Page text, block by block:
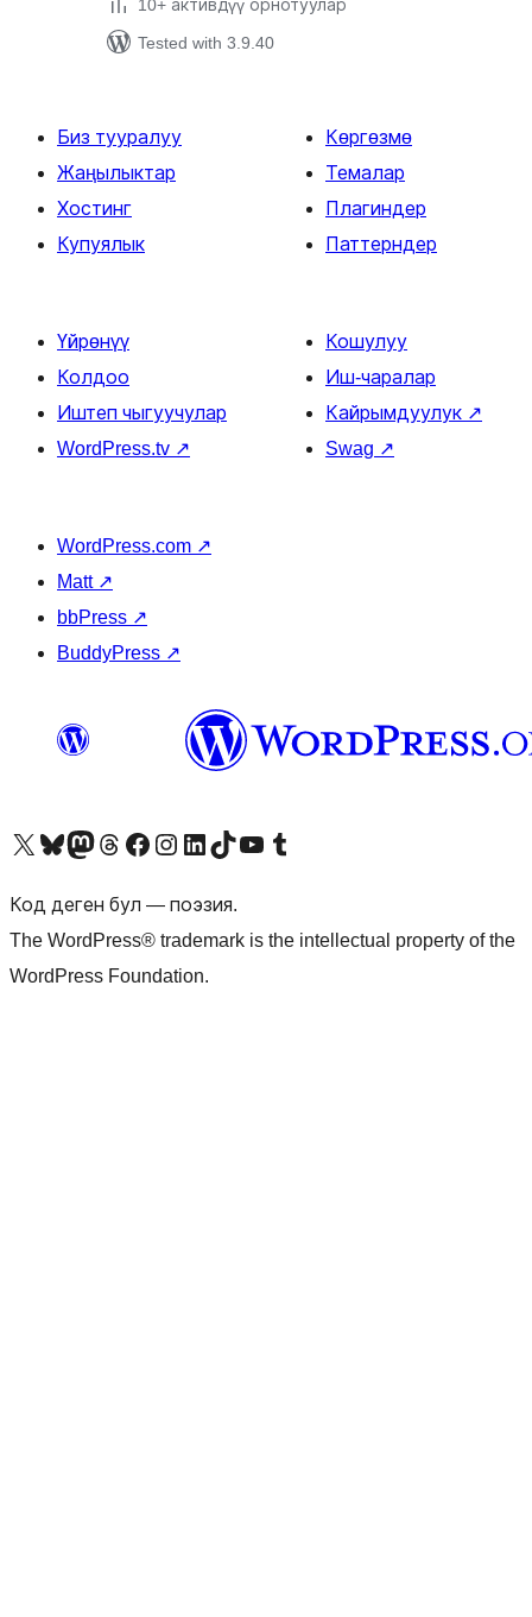
10+ активдүү орнотуулар
Tested with 3.9.40
Биз тууралуу
Жаңылыктар
Хостинг
Купуялык
Көргөзмө
Темалар
Плагиндер
Паттерндер
Үйрөнүү
Колдоо
Иштеп чыгуучулар
WordPress.tv ↗
Кошулуу
Иш-чаралар
Кайрымдуулук ↗
Swag ↗
WordPress.com ↗
Matt ↗
bbPress ↗
BuddyPress ↗
Visit our X (formerly Twitter) account
Visit our Bluesky account
Биздин Mastodon түрмөгүбүзгө баш багыңыз
Visit our Threads account
Биздин Facebook баракчабызга кириңиз
Биздин Instagram баракчабызга баш багыңыз
Биздин LinkedIn баракчабызга баш багыңыз
Visit our TikTok account
Visit our YouTube channel
Visit our Tumblr account
Код деген бул — поэзия.
The WordPress® trademark is the intellectual property of the
WordPress Foundation.